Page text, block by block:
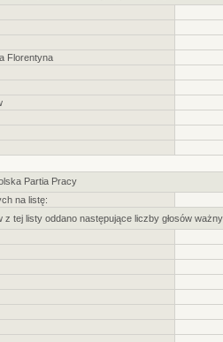
Florentyna
Partia Pracy
na listę:
tej listy oddano następujące liczby głosów